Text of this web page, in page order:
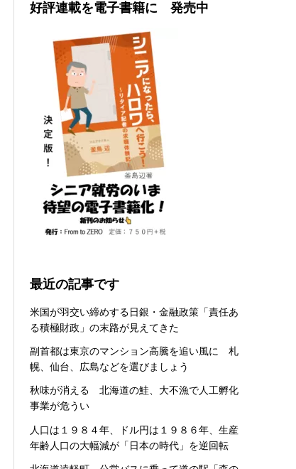
好評連載を電子書籍に 発売中
最近の記事です
米国が羽交い締めする日銀・金融政策「責任あ
る積極財政」の末路が見えてきた
副首都は東京のマンション高騰を追い風に 札
幌、仙台、広島などを選びましょう
秋味が消える 北海道の鮭、大不漁で人工孵化
事業が危うい
人口は１９８４年、ドル円は１９８６年、生産
年齢人口の大幅減が「日本の時代」を逆回転